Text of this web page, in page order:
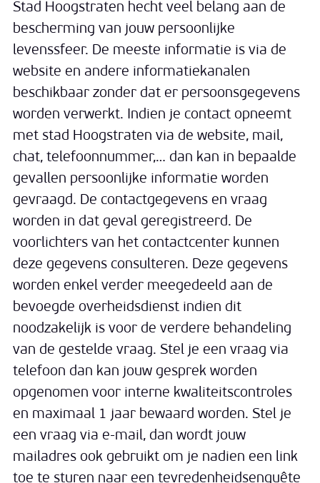
Stad Hoogstraten hecht veel belang aan de
bescherming van jouw persoonlijke
levenssfeer. De meeste informatie is via de
website en andere informatiekanalen
beschikbaar zonder dat er persoonsgegevens
worden verwerkt. Indien je contact opneemt
met stad Hoogstraten via de website, mail,
chat, telefoonnummer,… dan kan in bepaalde
gevallen persoonlijke informatie worden
gevraagd. De contactgegevens en vraag
worden in dat geval geregistreerd. De
voorlichters van het contactcenter kunnen
deze gegevens consulteren. Deze gegevens
worden enkel verder meegedeeld aan de
bevoegde overheidsdienst indien dit
noodzakelijk is voor de verdere behandeling
van de gestelde vraag. Stel je een vraag via
telefoon dan kan jouw gesprek worden
opgenomen voor interne kwaliteitscontroles
en maximaal 1 jaar bewaard worden. Stel je
een vraag via e-mail, dan wordt jouw
mailadres ook gebruikt om je nadien een link
toe te sturen naar een tevredenheidsenquête